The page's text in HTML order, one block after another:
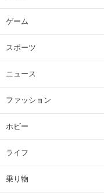
ゲーム
スポーツ
ニュース
ファッション
ホビー
ライフ
乗り物